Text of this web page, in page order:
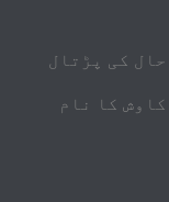
کی پڑتال
کا نام